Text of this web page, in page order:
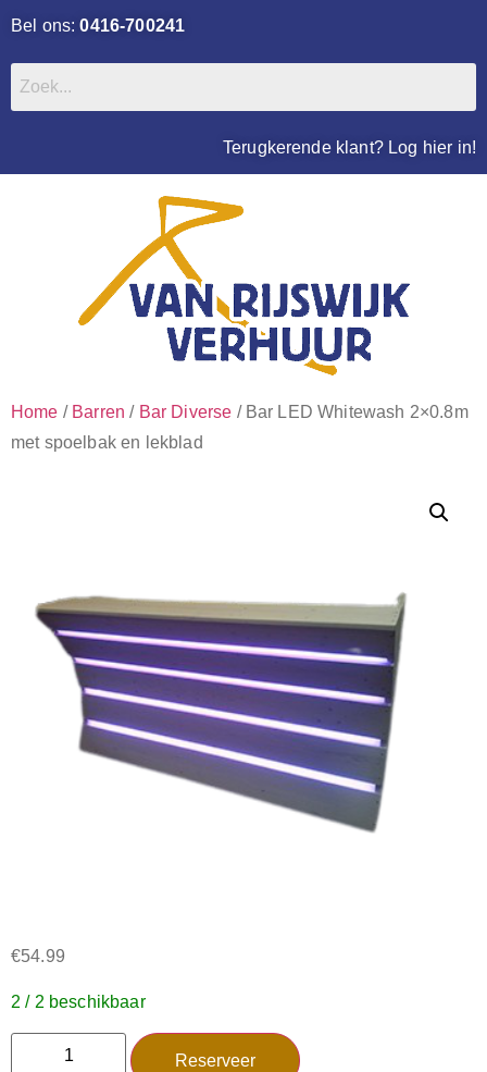
Bel ons:0416-700241
Terugkerende klant? Log hier in!
Home / Barren / Bar Diverse / Bar LED Whitewash 2×0.8m
met spoelbak en lekblad
€54.99
2 / 2 beschikbaar
Reserveer